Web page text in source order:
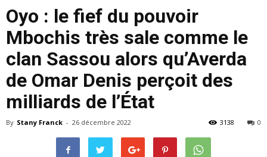
Oyo : le fief du pouvoir
Mbochis très sale comme le
clan Sassou alors qu’Averda
de Omar Denis perçoit des
milliards de l’État
By Stany Franck - 26 décembre 2022 0
3138